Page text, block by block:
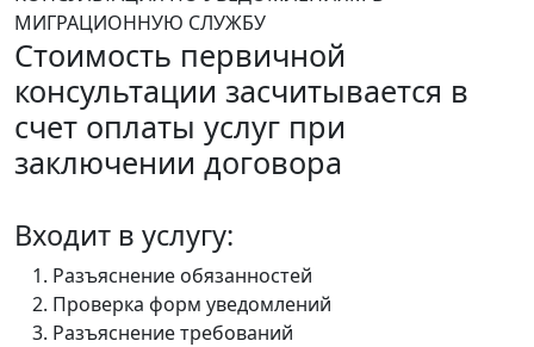
МИГРАЦИОННУЮ СЛУЖБУ
Стоимость первичной
консультации засчитывается в
счет оплаты услуг при
заключении договора
Входит в услугу:
Разъяснение обязанностей
Проверка форм уведомлений
Разъяснение требований